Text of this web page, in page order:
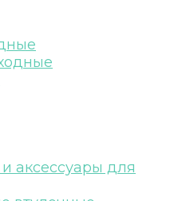
аксессуары для